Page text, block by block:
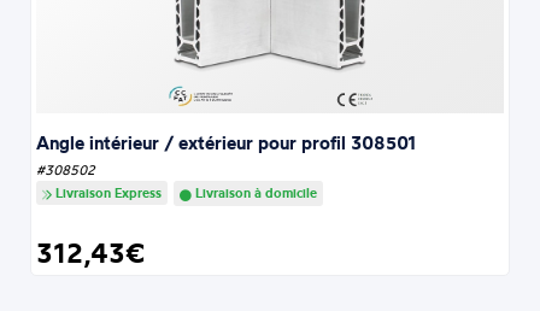
Angle intérieur / extérieur pour profil 308501
#308502
Livraison Express
Livraison à domicile
312,43€